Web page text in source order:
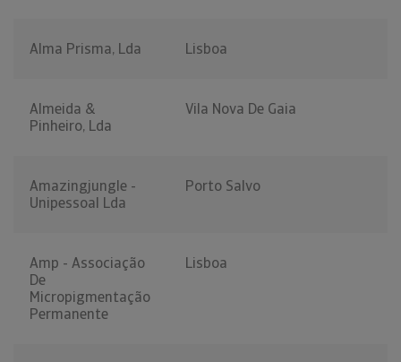
Alma Prisma, Lda Lisboa
Almeida &
Pinheiro, Lda
Vila Nova De Gaia
Amazingjungle -
Unipessoal Lda
Porto Salvo
Amp - Associação
De
Micropigmentação
Permanente
Lisboa